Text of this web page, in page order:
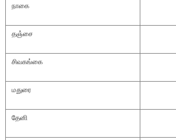
நாகை
தஞ்சை
சிவகங்கை
மதுரை
தேனி